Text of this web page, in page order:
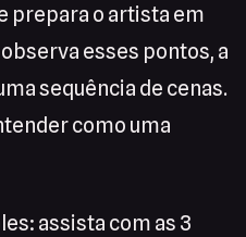
prepara o artista em
esses pontos, a
sequência de cenas.
como uma
assista com as 3